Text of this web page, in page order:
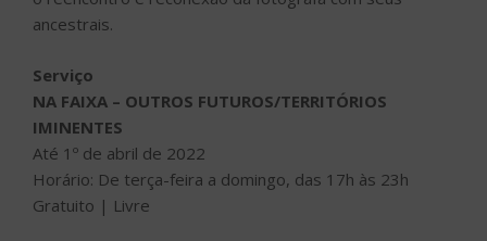
ancestrais.
Serviço
NA FAIXA – OUTROS FUTUROS/TERRITÓRIOS
IMINENTES
Até 1º de abril de 2022
Horário: De terça-feira a domingo, das 17h às 23h
Gratuito | Livre